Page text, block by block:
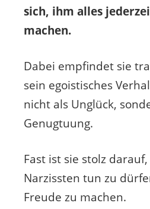
sich, ihm alles
machen.
Dabei empfindet sie
sein egoistisches
nicht als Unglück,
Genugtuung.
Fast ist sie stolz
Narzissten tun zu
Freude zu machen.